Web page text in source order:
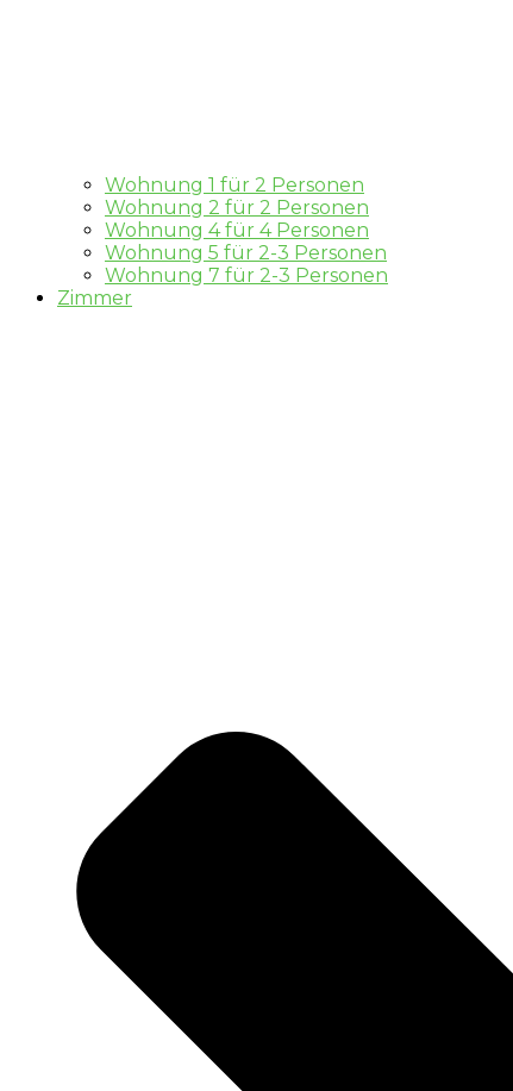
Wohnung 1 für 2 Personen
Wohnung 2 für 2 Personen
Wohnung 4 für 4 Personen
Wohnung 5 für 2-3 Personen
Wohnung 7 für 2-3 Personen
Zimmer